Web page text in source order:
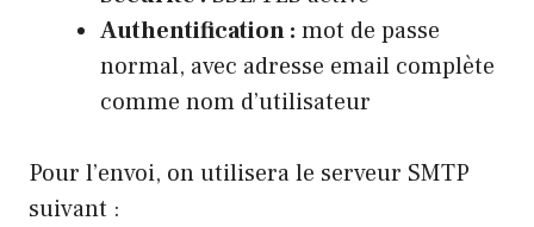
Authentification : mot de passe
normal, avec adresse email complète
comme nom d’utilisateur
Pour l’envoi, on utilisera le serveur SMTP
suivant :